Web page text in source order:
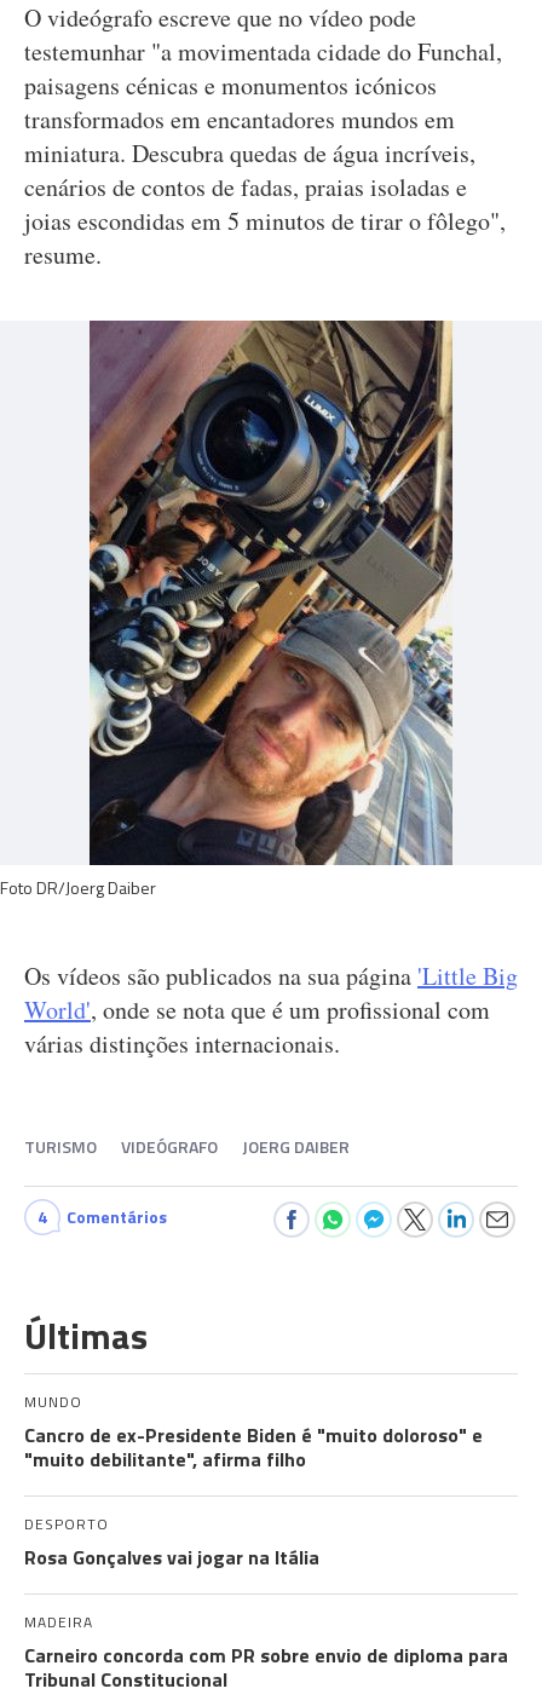
O videógrafo escreve que no vídeo pode
testemunhar "a movimentada cidade do Funchal,
paisagens cénicas e monumentos icónicos
transformados em encantadores mundos em
miniatura. Descubra quedas de água incríveis,
cenários de contos de fadas, praias isoladas e
joias escondidas em 5 minutos de tirar o fôlego",
resume.
Foto DR/Joerg Daiber
Os vídeos são publicados na sua página 'Little Big
World', onde se nota que é um profissional com
várias distinções internacionais.
TURISMO VIDEÓGRAFO JOERG DAIBER
4 Comentários
Últimas
MUNDO
Cancro de ex-Presidente Biden é "muito doloroso" e
"muito debilitante", afirma filho
DESPORTO
Rosa Gonçalves vai jogar na Itália
MADEIRA
Carneiro concorda com PR sobre envio de diploma para
Tribunal Constitucional